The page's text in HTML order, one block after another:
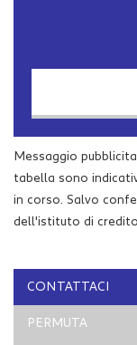
Messaggio
tabella sono
in corso. Salvo
dell'istituto di
CONTATTACI
PERMUTA